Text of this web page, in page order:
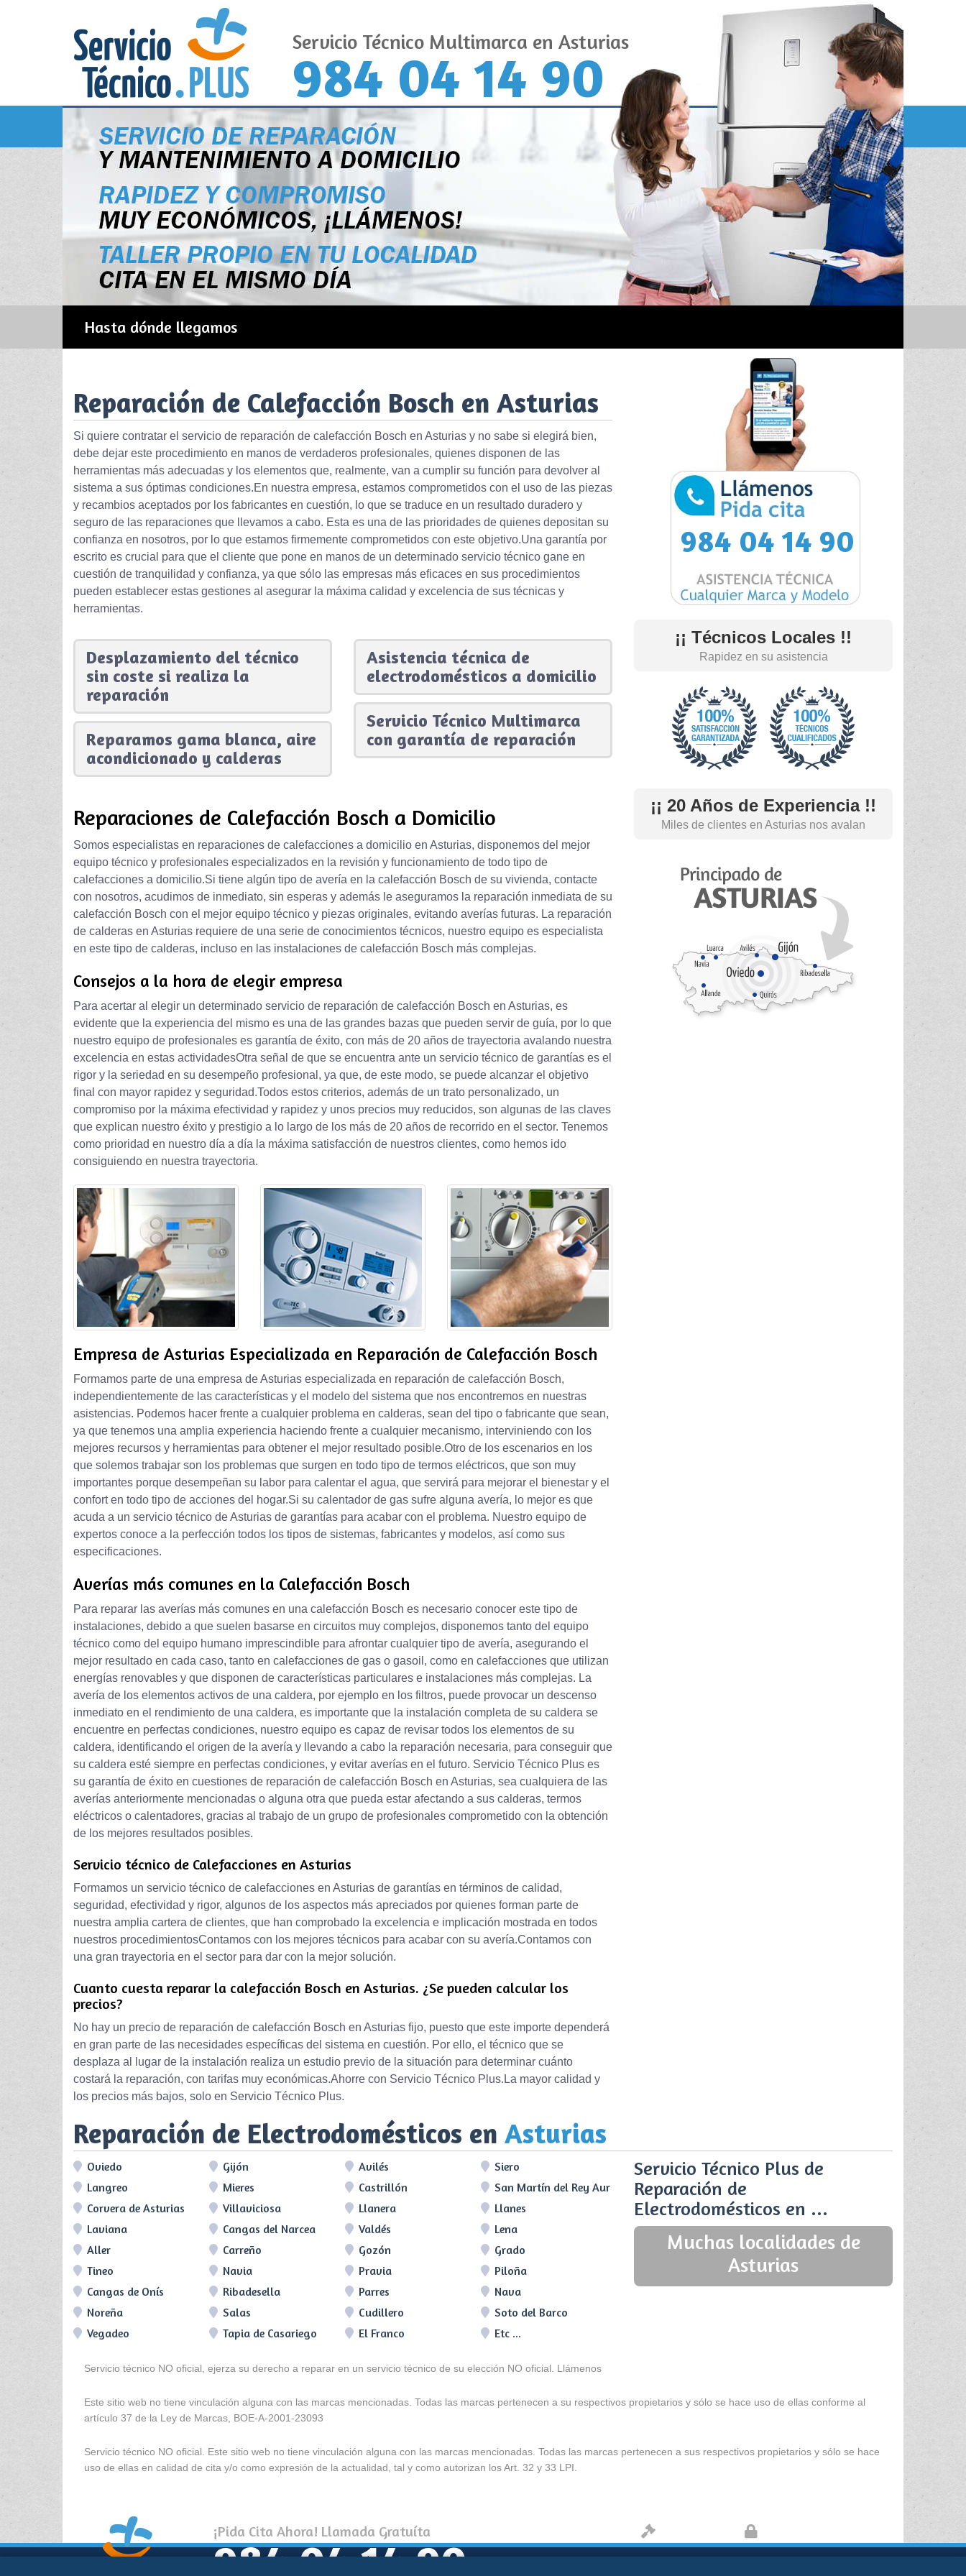
Servicio Técnico Multimarca en Asturias
984 04 14 90
Hasta dónde llegamos
Reparación de Calefacción Bosch en Asturias
Si quiere contratar el servicio de reparación de calefacción Bosch en Asturias y no sabe si elegirá bien,
debe dejar este procedimiento en manos de verdaderos profesionales, quienes disponen de las
herramientas más adecuadas y los elementos que, realmente, van a cumplir su función para devolver al
sistema a sus óptimas condiciones.En nuestra empresa, estamos comprometidos con el uso de las piezas
y recambios aceptados por los fabricantes en cuestión, lo que se traduce en un resultado duradero y
seguro de las reparaciones que llevamos a cabo. Esta es una de las prioridades de quienes depositan su
confianza en nosotros, por lo que estamos firmemente comprometidos con este objetivo.Una garantía por
escrito es crucial para que el cliente que pone en manos de un determinado servicio técnico gane en
cuestión de tranquilidad y confianza, ya que sólo las empresas más eficaces en sus procedimientos
pueden establecer estas gestiones al asegurar la máxima calidad y excelencia de sus técnicas y
herramientas.
Desplazamiento del técnico
sin coste si realiza la
reparación
Reparamos gama blanca, aire
acondicionado y calderas
Asistencia técnica de
electrodomésticos a domicilio
Servicio Técnico Multimarca
con garantía de reparación
Reparaciones de Calefacción Bosch a Domicilio
Somos especialistas en reparaciones de calefacciones a domicilio en Asturias, disponemos del mejor
equipo técnico y profesionales especializados en la revisión y funcionamiento de todo tipo de
calefacciones a domicilio.Si tiene algún tipo de avería en la calefacción Bosch de su vivienda, contacte
con nosotros, acudimos de inmediato, sin esperas y además le aseguramos la reparación inmediata de su
calefacción Bosch con el mejor equipo técnico y piezas originales, evitando averías futuras. La reparación
de calderas en Asturias requiere de una serie de conocimientos técnicos, nuestro equipo es especialista
en este tipo de calderas, incluso en las instalaciones de calefacción Bosch más complejas.
Consejos a la hora de elegir empresa
Para acertar al elegir un determinado servicio de reparación de calefacción Bosch en Asturias, es
evidente que la experiencia del mismo es una de las grandes bazas que pueden servir de guía, por lo que
nuestro equipo de profesionales es garantía de éxito, con más de 20 años de trayectoria avalando nuestra
excelencia en estas actividadesOtra señal de que se encuentra ante un servicio técnico de garantías es el
rigor y la seriedad en su desempeño profesional, ya que, de este modo, se puede alcanzar el objetivo
final con mayor rapidez y seguridad.Todos estos criterios, además de un trato personalizado, un
compromiso por la máxima efectividad y rapidez y unos precios muy reducidos, son algunas de las claves
que explican nuestro éxito y prestigio a lo largo de los más de 20 años de recorrido en el sector. Tenemos
como prioridad en nuestro día a día la máxima satisfacción de nuestros clientes, como hemos ido
consiguiendo en nuestra trayectoria.
Empresa de Asturias Especializada en Reparación de Calefacción Bosch
Formamos parte de una empresa de Asturias especializada en reparación de calefacción Bosch,
independientemente de las características y el modelo del sistema que nos encontremos en nuestras
asistencias. Podemos hacer frente a cualquier problema en calderas, sean del tipo o fabricante que sean,
ya que tenemos una amplia experiencia haciendo frente a cualquier mecanismo, interviniendo con los
mejores recursos y herramientas para obtener el mejor resultado posible.Otro de los escenarios en los
que solemos trabajar son los problemas que surgen en todo tipo de termos eléctricos, que son muy
importantes porque desempeñan su labor para calentar el agua, que servirá para mejorar el bienestar y el
confort en todo tipo de acciones del hogar.Si su calentador de gas sufre alguna avería, lo mejor es que
acuda a un servicio técnico de Asturias de garantías para acabar con el problema. Nuestro equipo de
expertos conoce a la perfección todos los tipos de sistemas, fabricantes y modelos, así como sus
especificaciones.
Averías más comunes en la Calefacción Bosch
Para reparar las averías más comunes en una calefacción Bosch es necesario conocer este tipo de
instalaciones, debido a que suelen basarse en circuitos muy complejos, disponemos tanto del equipo
técnico como del equipo humano imprescindible para afrontar cualquier tipo de avería, asegurando el
mejor resultado en cada caso, tanto en calefacciones de gas o gasoil, como en calefacciones que utilizan
energías renovables y que disponen de características particulares e instalaciones más complejas. La
avería de los elementos activos de una caldera, por ejemplo en los filtros, puede provocar un descenso
inmediato en el rendimiento de una caldera, es importante que la instalación completa de su caldera se
encuentre en perfectas condiciones, nuestro equipo es capaz de revisar todos los elementos de su
caldera, identificando el origen de la avería y llevando a cabo la reparación necesaria, para conseguir que
su caldera esté siempre en perfectas condiciones, y evitar averías en el futuro. Servicio Técnico Plus es
su garantía de éxito en cuestiones de reparación de calefacción Bosch en Asturias, sea cualquiera de las
averías anteriormente mencionadas o alguna otra que pueda estar afectando a sus calderas, termos
eléctricos o calentadores, gracias al trabajo de un grupo de profesionales comprometido con la obtención
de los mejores resultados posibles.
Servicio técnico de Calefacciones en Asturias
Formamos un servicio técnico de calefacciones en Asturias de garantías en términos de calidad,
seguridad, efectividad y rigor, algunos de los aspectos más apreciados por quienes forman parte de
nuestra amplia cartera de clientes, que han comprobado la excelencia e implicación mostrada en todos
nuestros procedimientosContamos con los mejores técnicos para acabar con su avería.Contamos con
una gran trayectoria en el sector para dar con la mejor solución.
Cuanto cuesta reparar la calefacción Bosch en Asturias. ¿Se pueden calcular los
precios?
No hay un precio de reparación de calefacción Bosch en Asturias fijo, puesto que este importe dependerá
en gran parte de las necesidades específicas del sistema en cuestión. Por ello, el técnico que se
desplaza al lugar de la instalación realiza un estudio previo de la situación para determinar cuánto
costará la reparación, con tarifas muy económicas.Ahorre con Servicio Técnico Plus.La mayor calidad y
los precios más bajos, solo en Servicio Técnico Plus.
984 04 14 90
¡¡ Técnicos Locales !!
Rapidez en su asistencia
¡¡ 20 Años de Experiencia !!
Miles de clientes en Asturias nos avalan
Reparación de Electrodomésticos en Asturias
Oviedo Gijón Avilés
Siero
Langreo
Mieres Castrillón
San Martín del Rey Aurelio
Corvera de Asturias
Villaviciosa Llanera
Llanes
Laviana
Cangas del Narcea Valdés
Lena
Aller
Carreño Gozón
Grado
Tineo
Navia Pravia
Piloña
Cangas de Onís
Ribadesella Parres
Nava
Noreña
Salas Cudillero
Soto del Barco
Vegadeo
Tapia de Casariego El Franco Etc ...
Servicio Técnico Plus de
Reparación de
Electrodomésticos en ...
Muchas localidades de
Asturias
Servicio técnico NO oficial, ejerza su derecho a reparar en un servicio técnico de su elección NO oficial. Llámenos
Este sitio web no tiene vinculación alguna con las marcas mencionadas. Todas las marcas pertenecen a su respectivos propietarios y sólo se hace uso de ellas conforme al
artículo 37 de la Ley de Marcas, BOE-A-2001-23093
Servicio técnico NO oficial. Este sitio web no tiene vinculación alguna con las marcas mencionadas. Todas las marcas pertenecen a sus respectivos propietarios y sólo se hace
uso de ellas en calidad de cita y/o como expresión de la actualidad, tal y como autorizan los Art. 32 y 33 LPI.
¡Pida Cita Ahora! Llamada Gratuíta
984 04 14 90